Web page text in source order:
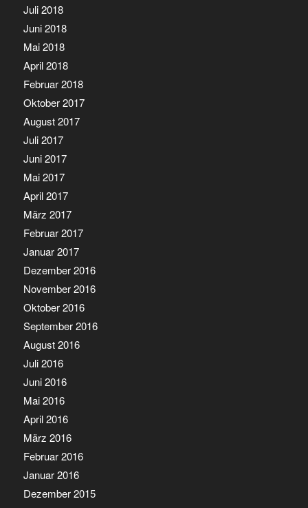
Juli 2018
Juni 2018
Mai 2018
April 2018
Februar 2018
Oktober 2017
August 2017
Juli 2017
Juni 2017
Mai 2017
April 2017
März 2017
Februar 2017
Januar 2017
Dezember 2016
November 2016
Oktober 2016
September 2016
August 2016
Juli 2016
Juni 2016
Mai 2016
April 2016
März 2016
Februar 2016
Januar 2016
Dezember 2015